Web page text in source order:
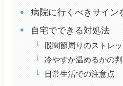
病院に行くべきサイン
自宅でできる対処法
股関節周りのストレ
冷やすか温めるかの
日常生活での注意点